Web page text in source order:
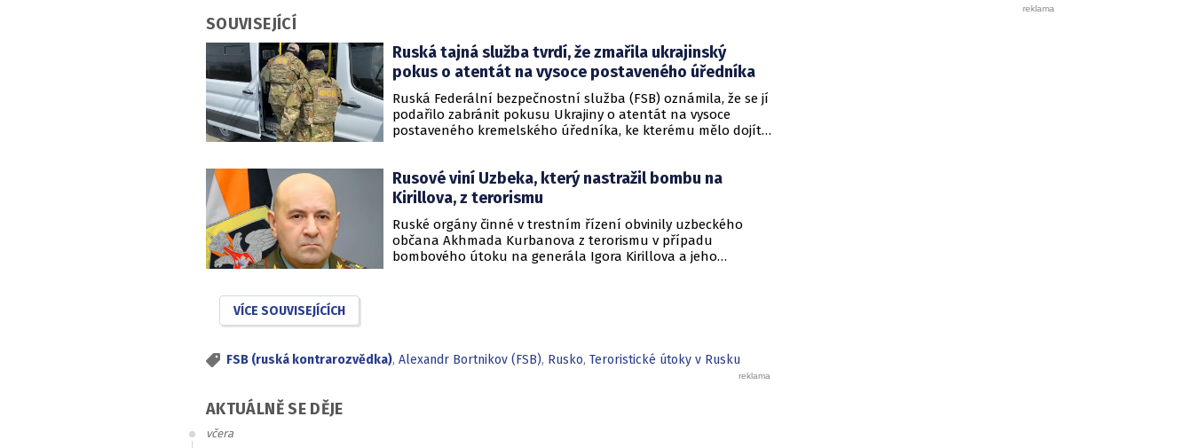
SOUVISEJÍCÍ
Ruská tajná služba tvrdí, že zmařila ukrajinský
pokus o atentát na vysoce postaveného úředníka
Ruská Federální bezpečnostní služba (FSB) oznámila, že se jí
podařilo zabránit pokusu Ukrajiny o atentát na vysoce
postaveného kremelského úředníka, ke kterému mělo dojít
smrtícími ruskými vzdušnými útoky, při nichž podle
ukrajinských představitelů zahynuli nejméně čtyři lidé. FSB ve
svém pátečním prohlášení uvedla, že se ukrajinské speciální
služby pokoušely zaútočit na nejmenovaného, ale jako
„jednoho z nejvýše postavených činitelů ruského státu“
popsaného úředníka. K útoku mělo dojít, když dotyčný
Rusové viní Uzbeka, který nastražil bombu na
Kirillova, z terorismu
Ruské orgány činné v trestním řízení obvinily uzbeckého
občana Akhmada Kurbanova z terorismu v případu
bombového útoku na generála Igora Kirillova a jeho
VÍCE SOUVISEJÍCÍCH
FSB (ruská kontrarozvědka), Alexandr Bortnikov (FSB), Rusko, Teroristické útoky v Rusku
AKTUÁLNĚ SE DĚJE
včera